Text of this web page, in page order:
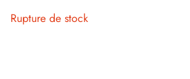
Rupture de stock